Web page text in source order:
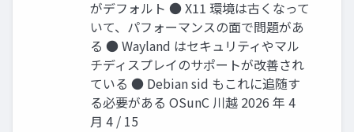
がデフォルト ● X11 環境は古くなって
いて、パフォーマンスの面で問題があ
る ● Wayland はセキュリティやマル
チディスプレイのサポートが改善され
ている ● Debian sid もこれに追随す
る必要がある OSunC 川越 2026 年 4
月 4 / 15